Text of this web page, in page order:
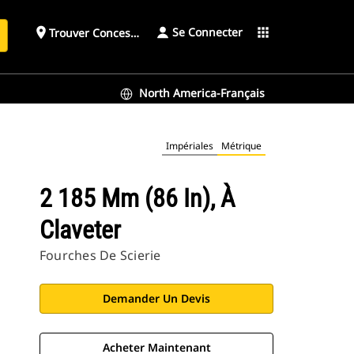
place Trouver ConcessionnaireSe Connecter apps
North America-Français
Impériales Métrique
2 185 Mm (86 In), À
Claveter
Fourches De Scierie
Demander Un Devis
Acheter Maintenant